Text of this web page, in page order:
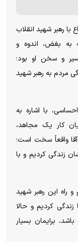
با رهبر شهید انقلاب
به بغض، اندوه و
و سخن او بود؛
مردم به رهبر شهید
با اشاره به
کار یک مجاهد،
واقعاً سخت است؛
زندگی کردیم و با
راه این رهبر شهید
زندگی کردیم و حالا
برایمان بسیار